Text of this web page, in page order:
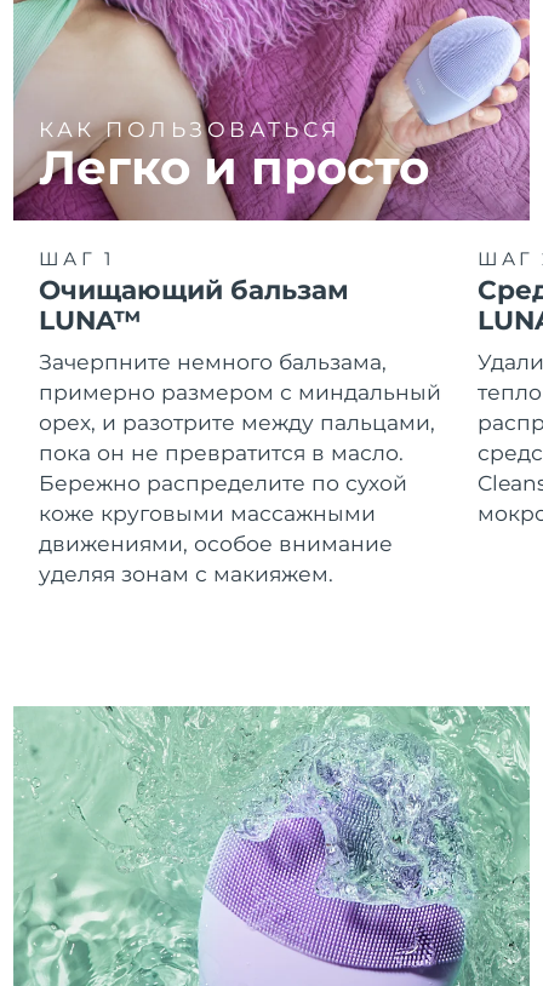
КАК ПОЛЬЗОВАТЬСЯ
Легко и просто
ШАГ 1
Очищающий бальзам
LUNA™
Зачерпните немного бальзама,
примерно размером с миндальный
орех, и разотрите между пальцами,
пока он не превратится в масло.
Бережно распределите по сухой
коже круговыми массажными
движениями, особое внимание
уделяя зонам с макияжем.
ШАГ